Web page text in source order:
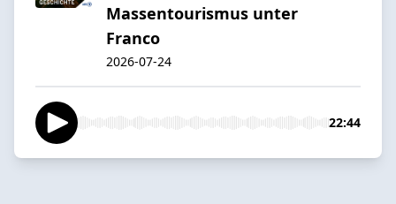
Massentourismus unter
Franco
2026-07-24
22:44